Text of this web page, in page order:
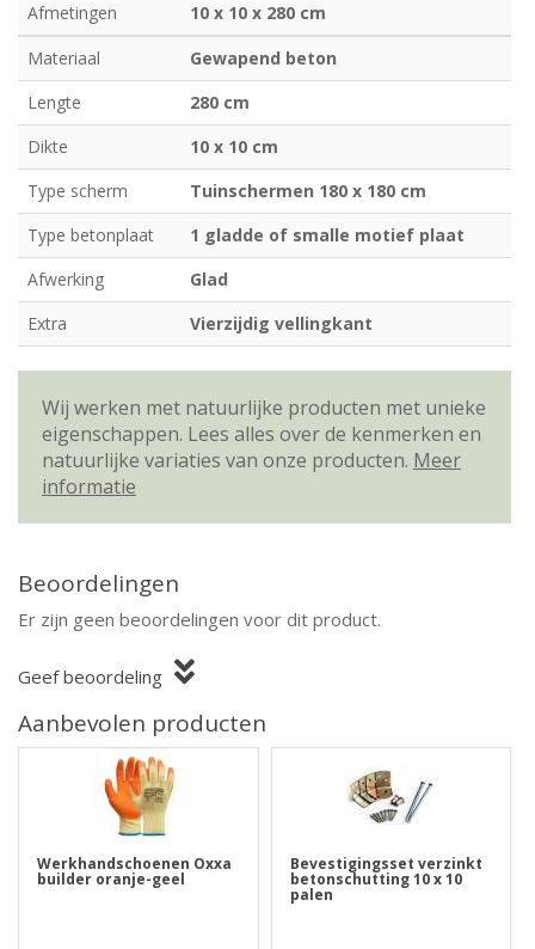
Afmetingen
10 x 10 x 280 cm
Materiaal
Gewapend beton
Lengte
280 cm
Dikte
10 x 10 cm
Type scherm
Tuinschermen 180 x 180 cm
Type betonplaat
1 gladde of smalle motief plaat
Afwerking
Glad
Extra
Vierzijdig vellingkant
Wij werken met natuurlijke producten met unieke
eigenschappen. Lees alles over de kenmerken en
natuurlijke variaties van onze producten. Meer
informatie
Beoordelingen
Er zijn geen beoordelingen voor dit product.
Geef beoordeling
Aanbevolen producten
Werkhandschoenen Oxxa
builder oranje-geel
Bevestigingsset verzinkt
betonschutting 10 x 10
palen